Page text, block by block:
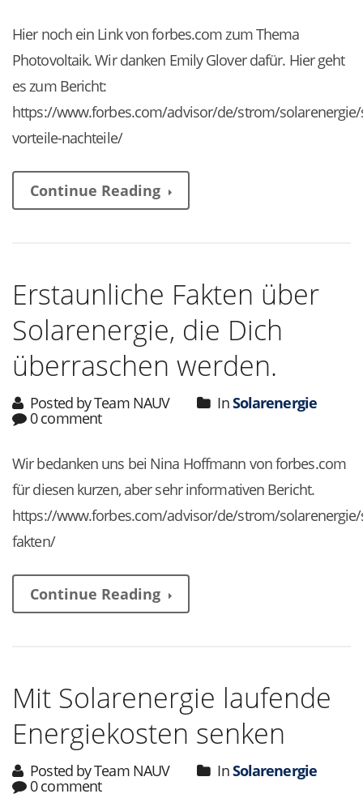
Hier noch ein Link von forbes.com zum Thema
Photovoltaik. Wir danken Emily Glover dafür. Hier geht
es zum Bericht:
https://www.forbes.com/advisor/de/strom/
vorteile-nachteile/
Continue Reading
Erstaunliche Fakten über
Solarenergie, die Dich
überraschen werden.
Posted by Team NAUV InSolarenergie
0 comment
Wir bedanken uns bei Nina Hoffmann von forbes.com
für diesen kurzen, aber sehr informativen Bericht.
https://www.forbes.com/advisor/de/strom/
fakten/
Continue Reading
Mit Solarenergie laufende
Energiekosten senken
Posted by Team NAUV InSolarenergie
0 comment